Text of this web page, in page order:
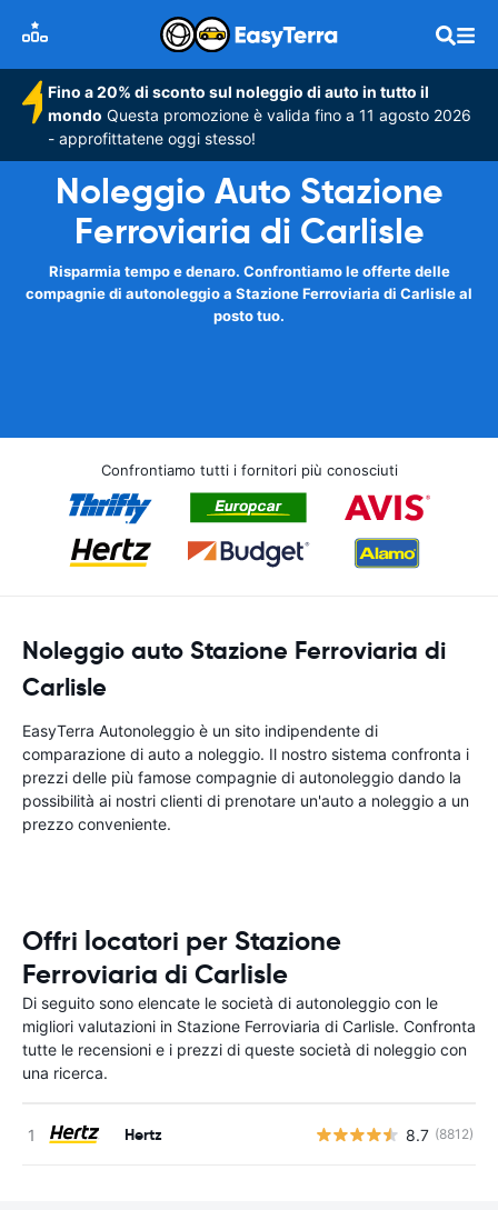
Fino a 20% di sconto sul noleggio di auto in tutto il
mondo Questa promozione è valida fino a 11 agosto 2026
- approfittatene oggi stesso!
Noleggio Auto Stazione
Ferroviaria di Carlisle
Risparmia tempo e denaro. Confrontiamo le offerte delle
compagnie di autonoleggio a Stazione Ferroviaria di Carlisle al
posto tuo.
Confrontiamo tutti i fornitori più conosciuti
Noleggio auto Stazione Ferroviaria di
Carlisle
EasyTerra Autonoleggio è un sito indipendente di
comparazione di auto a noleggio. Il nostro sistema confronta i
prezzi delle più famose compagnie di autonoleggio dando la
possibilità ai nostri clienti di prenotare un'auto a noleggio a un
prezzo conveniente.
Offri locatori per Stazione
Ferroviaria di Carlisle
Di seguito sono elencate le società di autonoleggio con le
migliori valutazioni in Stazione Ferroviaria di Carlisle. Confronta
tutte le recensioni e i prezzi di queste società di noleggio con
una ricerca.
Hertz 8.7 (8812)